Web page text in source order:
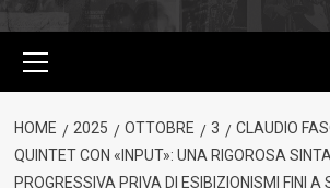
principale
HOME 2025 OTTOBRE 3
CLAUDIO
QUINTET CON «INPUT»: UNA RIGOROSA
PROGRESSIVA PRIVA DI ESIBIZIONISMI FINI A